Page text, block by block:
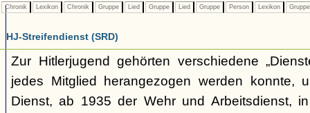
Chronik Lexikon Chronik Gruppe Lied Gruppe Lied Gruppe Person Lexikon
HJ-Streifendienst (SRD)
Zur Hitlerjugend gehörten verschiedene
jedes Mitglied herangezogen werden konnte,
Dienst, ab 1935 der Wehr und Arbeitsdienst,